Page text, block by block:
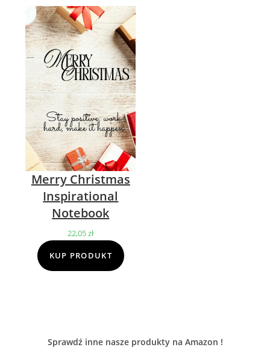
Merry Christmas
Inspirational
Notebook
22,05zł
KUP PRODUKT
Sprawdź inne nasze produkty na Amazon !